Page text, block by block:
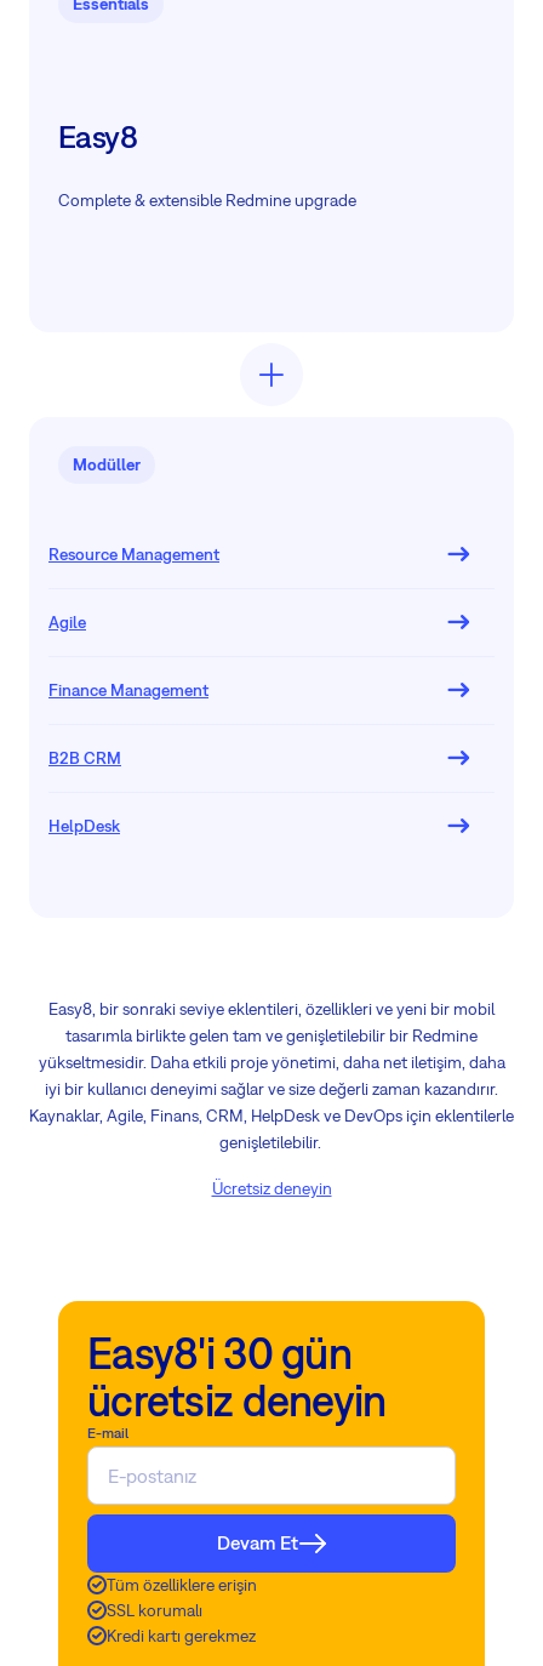
Easy8
Complete & extensible Redmine upgrade
Modüller
Resource Management
Agile
Finance Management
B2B CRM
HelpDesk
Easy8, bir sonraki seviye eklentileri, özellikleri ve yeni bir mobil
tasarımla birlikte gelen tam ve genişletilebilir bir Redmine
yükseltmesidir. Daha etkili proje yönetimi, daha net iletişim, daha
iyi bir kullanıcı deneyimi sağlar ve size değerli zaman kazandırır.
Kaynaklar, Agile, Finans, CRM, HelpDesk ve DevOps için eklentilerle
genişletilebilir.
Ücretsiz deneyin
Easy8'i 30 gün
ücretsiz deneyin
E-mail
Devam Et
Tüm özelliklere erişin
SSL korumalı
Kredi kartı gerekmez